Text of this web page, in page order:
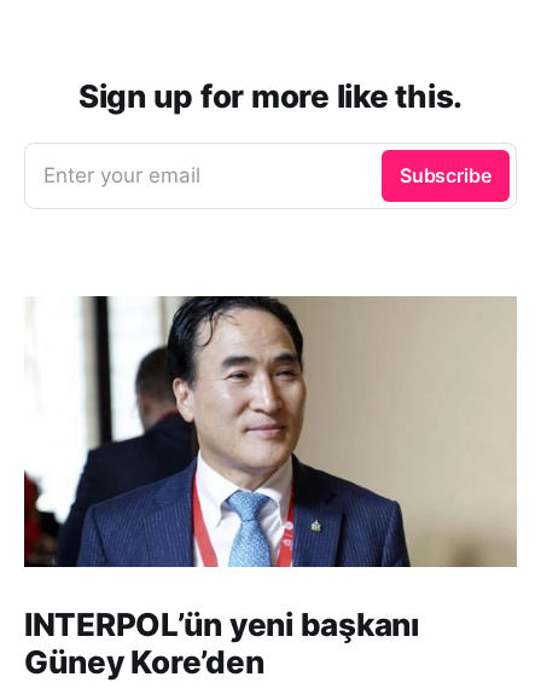
Sign up for more like this.
Enter your email Subscribe
INTERPOL’ün yeni başkanı
Güney Kore’den